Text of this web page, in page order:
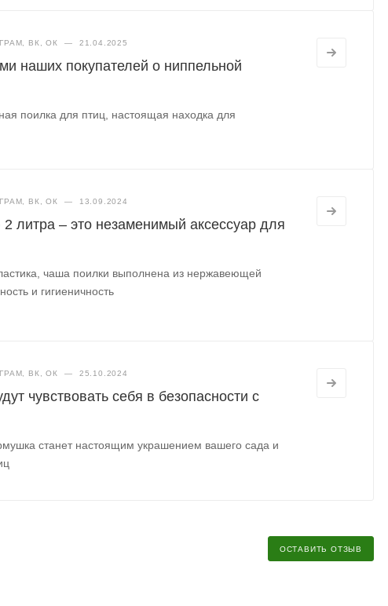
ВК, ОК — 21.04.2025
наших покупателей о ниппельной
поилка для птиц, настоящая находка для
ВК, ОК — 13.09.2024
литра – это незаменимый аксессуар для
чаша поилки выполнена из нержавеющей
и гигиеничность
ВК, ОК — 25.10.2024
чувствовать себя в безопасности с
станет настоящим украшением вашего сада и
ОСТАВИТЬ ОТЗЫВ